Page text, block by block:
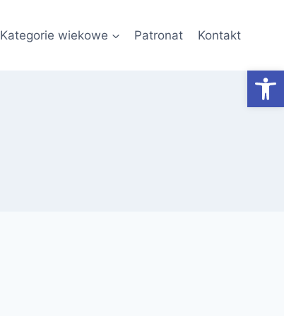
Kategorie wiekowe Patronat Kontakt